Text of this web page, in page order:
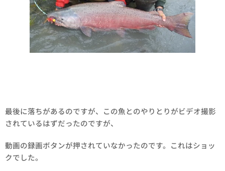
最後に落ちがあるのですが、この魚とのやりとりがビデオ撮影
されているはずだったのですが、
動画の録画ボタンが押されていなかったのです。これはショッ
クでした。